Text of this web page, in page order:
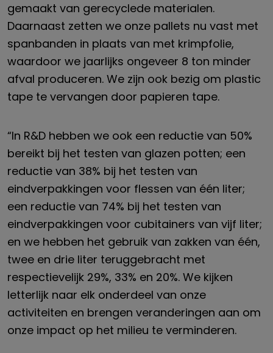
gemaakt van gerecyclede materialen.
Daarnaast zetten we onze pallets nu vast met
spanbanden in plaats van met krimpfolie,
waardoor we jaarlijks ongeveer 8 ton minder
afval produceren. We zijn ook bezig om plastic
tape te vervangen door papieren tape.
“In R&D hebben we ook een reductie van 50%
bereikt bij het testen van glazen potten; een
reductie van 38% bij het testen van
eindverpakkingen voor flessen van één liter;
een reductie van 74% bij het testen van
eindverpakkingen voor cubitainers van vijf liter;
en we hebben het gebruik van zakken van één,
twee en drie liter teruggebracht met
respectievelijk 29%, 33% en 20%. We kijken
letterlijk naar elk onderdeel van onze
activiteiten en brengen veranderingen aan om
onze impact op het milieu te verminderen.